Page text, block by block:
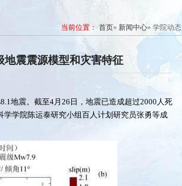
当前位置： 首页» 新闻中心» 学院动态
地震震源模型和灾害特征
地震。截至4月26日，地震已造成超过2000人死
学院陈运泰研究小组百人计划研究员张勇等成